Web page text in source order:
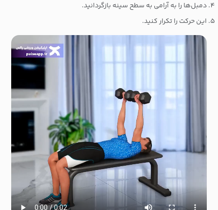
دمبل‌ها را به آرامی به سطح سینه بازگردانید.
این حرکت را تکرار کنید.